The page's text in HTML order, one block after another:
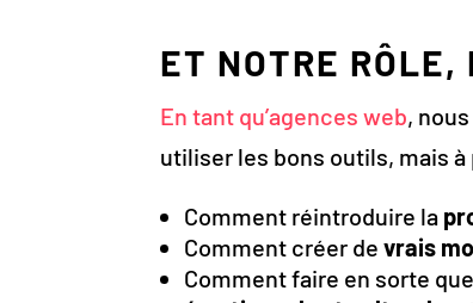
ET NOTRE RÔLE,
En tant qu’agences web,
utiliser les bons outils, mais
Comment réintroduire la
Comment créer devrais
Comment faire en sorte